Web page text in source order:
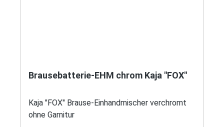
Brausebatterie-EHM chrom Kaja "FOX"
Kaja "FOX" Brause-Einhandmischer verchromt
ohne Garnitur